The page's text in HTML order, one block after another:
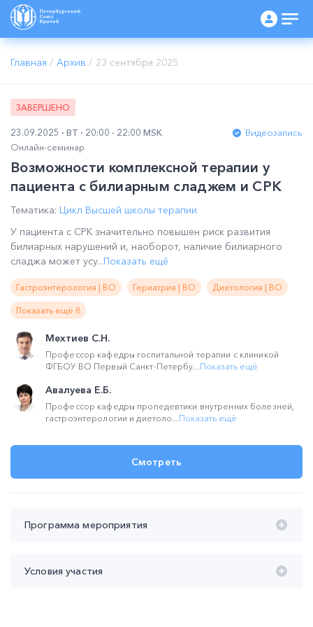
Главная / Архив / 23 сентября 2025
ЗАВЕРШЕНО
23.09.2025 ВТ 20:00 - 22:00 MSK
Видеозапись
Онлайн-семинар
Возможности комплексной терапии у
пациента с билиарным сладжем и СРК
Тематика: Цикл Высшей школы терапии
У пациента с СРК значительно повышен риск развития
билиарных нарушений и, наоборот, наличие билиарного
сладжа может усу...Показать ещё
Гастроэнтерология | ВО Гериатрия | ВО Диетология | ВО
Показать ещё 8
Мехтиев С.Н.
Профессор кафедры госпитальной терапии с клиникой
ФГБОУ ВО Первый Санкт-Петербу...Показать ещё
Авалуева Е.Б.
Профессор кафедры пропедевтики внутренних болезней,
гастроэнтерологии и диетоло... Показать ещё
Смотреть
Программа мероприятия
Условия участия